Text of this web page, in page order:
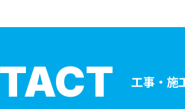
工事・施